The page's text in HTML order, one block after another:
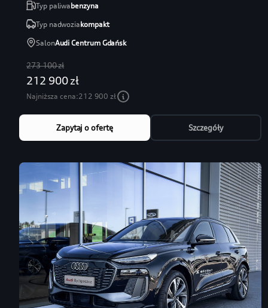
Typ paliwabenzyna
Typ nadwoziakompakt
SalonAudi Centrum Gdańsk
273 100 zł
212 900 zł
Najniższa cena:212 900 zł
Zapytaj o ofertę Szczegóły